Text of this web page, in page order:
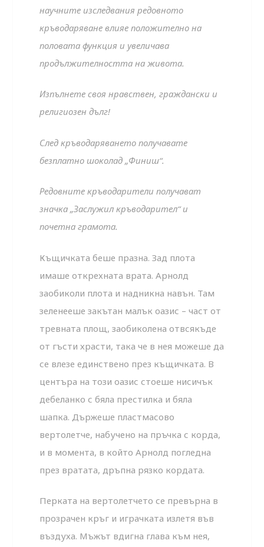
научните изследвания редовното
кръводаряване влияе положително на
половата функция и увеличава
продължителността на живота.
Изпълнете своя нравствен, граждански и
религиозен дълг!
След кръводаряването получавате
безплатно шоколад „Финиш“.
Редовните кръводарители получават
значка „Заслужил кръводарител“ и
почетна грамота.
Къщичката беше празна. Зад плота
имаше открехната врата. Арнолд
заобиколи плота и надникна навън. Там
зеленееше закътан малък оазис – част от
тревната площ, заобиколена отвсякъде
от гъсти храсти, така че в нея можеше да
се влезе единствено през къщичката. В
центъра на този оазис стоеше нисичък
дебеланко с бяла престилка и бяла
шапка. Държеше пластмасово
вертолетче, набучено на пръчка с корда,
и в момента, в който Арнолд погледна
през вратата, дръпна рязко кордата.
Перката на вертолетчето се превърна в
прозрачен кръг и играчката излетя във
въздуха. Мъжът вдигна глава към нея,